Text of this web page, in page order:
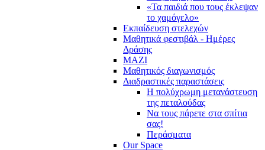
«Τα παιδιά που τους έκλεψαν
το χαμόγελο»
Εκπαίδευση στελεχών
Μαθητικά φεστιβάλ - Ημέρες
Δράσης
ΜΑΖΙ
Μαθητικός διαγωνισμός
Διαδραστικές παραστάσεις
Η πολύχρωμη μετανάστευση
της πεταλούδας
Να τους πάρετε στα σπίτια
σας!
Περάσματα
Our Space